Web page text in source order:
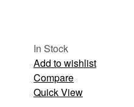
In Stock
Add to wishlist
Compare
Quick View